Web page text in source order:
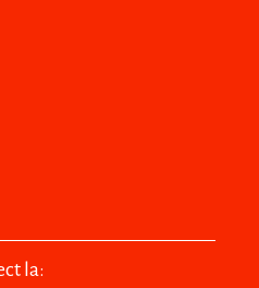
la: